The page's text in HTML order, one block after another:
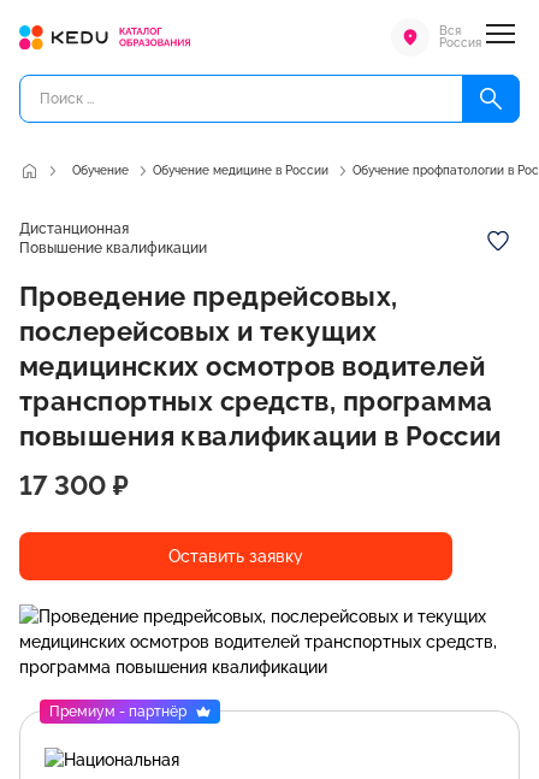
Вся
Россия
Обучение Обучение медицине в России Обучение профпатологии в
Дистанционная
Повышение квалификации
Проведение предрейсовых,
послерейсовых и текущих
медицинских осмотров водителей
транспортных средств, программа
повышения квалификации в России
17 300 ₽
Оставить заявку
Премиум - партнёр